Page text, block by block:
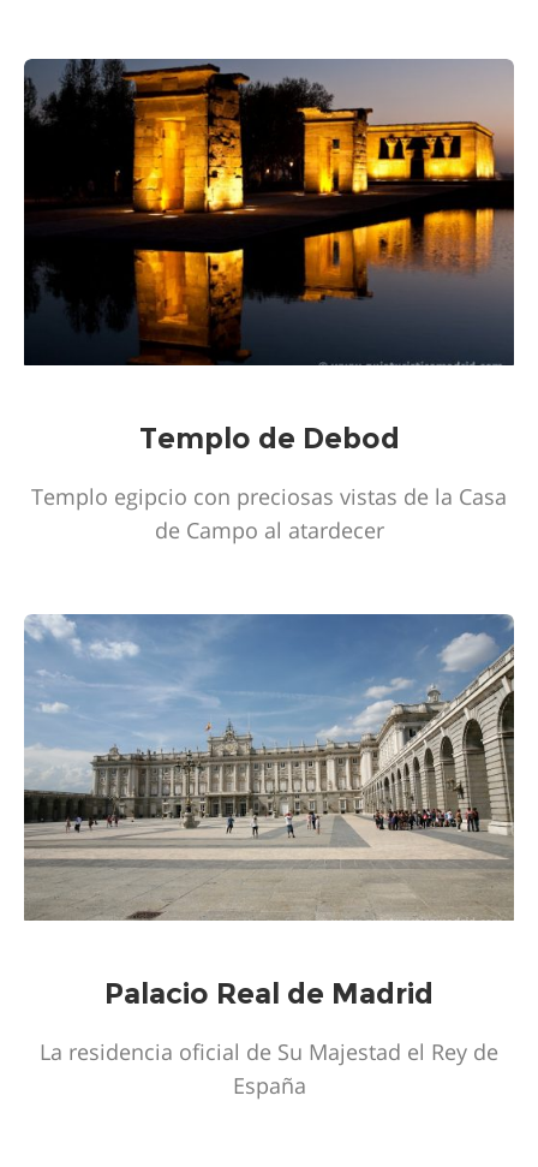
Templo de Debod
Templo egipcio con preciosas vistas de la Casa
de Campo al atardecer
Palacio Real de Madrid
La residencia oficial de Su Majestad el Rey de
España